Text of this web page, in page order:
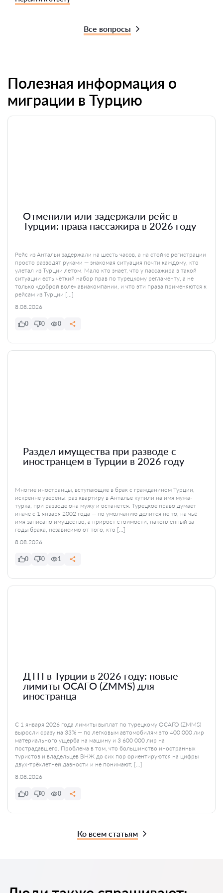
Все вопросы
Полезная информация о
миграции в Турцию
Отменили или задержали рейс в
Турции: права пассажира в 2026 году
Рейс из Антальи задержали на шесть часов, а на стойке регистрации
просто разводят руками — знакомая ситуация почти каждому, кто
улетал из Турции летом. Мало кто знает, что у пассажира в такой
ситуации есть чёткий набор прав по турецкому регламенту, а не
только «доброй воле» авиакомпании, и что эти права применяются к
рейсам из Турции […]
8.08.2026
0 0 0
Раздел имущества при разводе с
иностранцем в Турции в 2026 году
Многие иностранцы, вступающие в брак с гражданином Турции,
искренне уверены: раз квартиру в Анталье купили на имя мужа-
турка, при разводе она мужу и останется. Турецкое право думает
иначе с 1 января 2002 года — по умолчанию делится не то, на чьё
имя записано имущество, а прирост стоимости, накопленный за
годы брака, независимо от того, кто […]
8.08.2026
0 0 1
ДТП в Турции в 2026 году: новые
лимиты ОСАГО (ZMMS) для
иностранца
С 1 января 2026 года лимиты выплат по турецкому ОСАГО (ZMMS)
выросли сразу на 33% — по легковым автомобилям это 400 000 лир
материального ущерба на машину и 3 600 000 лир на
пострадавшего. Проблема в том, что большинство иностранных
туристов и владельцев ВНЖ до сих пор ориентируются на цифры
двух-трёхлетней давности и не понимают, […]
8.08.2026
0 0 0
Ко всем статьям